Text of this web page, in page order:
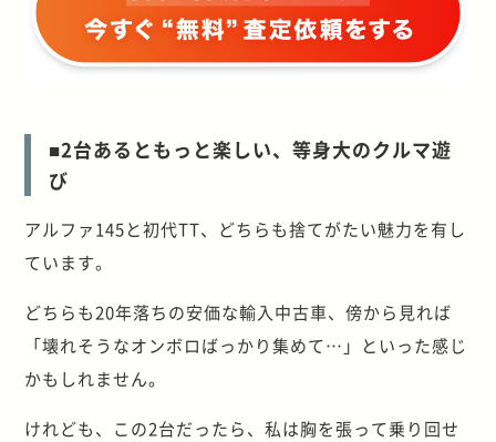
■2台あるともっと楽しい、等身大のクルマ遊
び
アルファ145と初代TT、どちらも捨てがたい魅力を有し
ています。
どちらも20年落ちの安価な輸入中古車、傍から見れば
「壊れそうなオンボロばっかり集めて…」といった感じ
かもしれません。
けれども、この2台だったら、私は胸を張って乗り回せ